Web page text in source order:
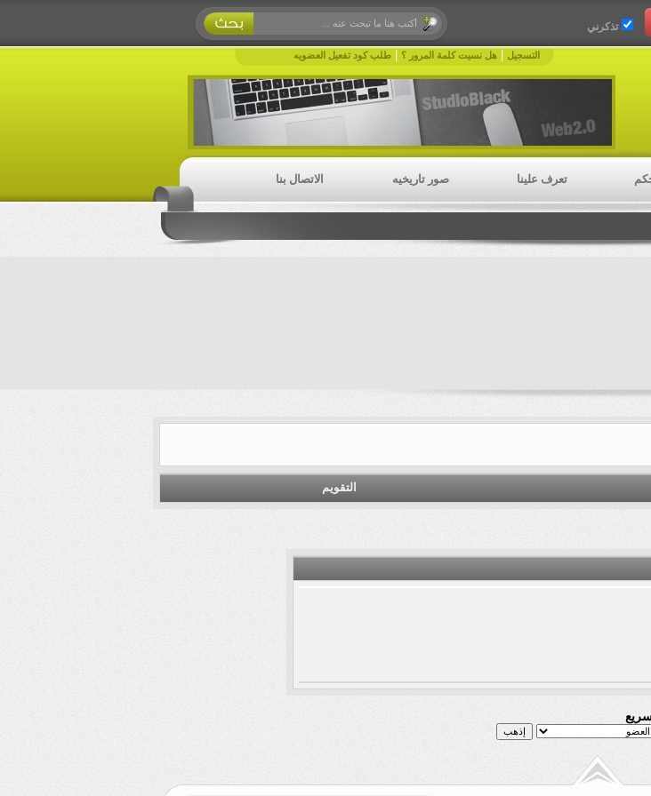
تذكرني
التسجيل هل نسيت كلمة المرور ؟ طلب كود تفعيل العضويه
تعرف علينا صور تاريخيه الاتصال بنا
التقويم